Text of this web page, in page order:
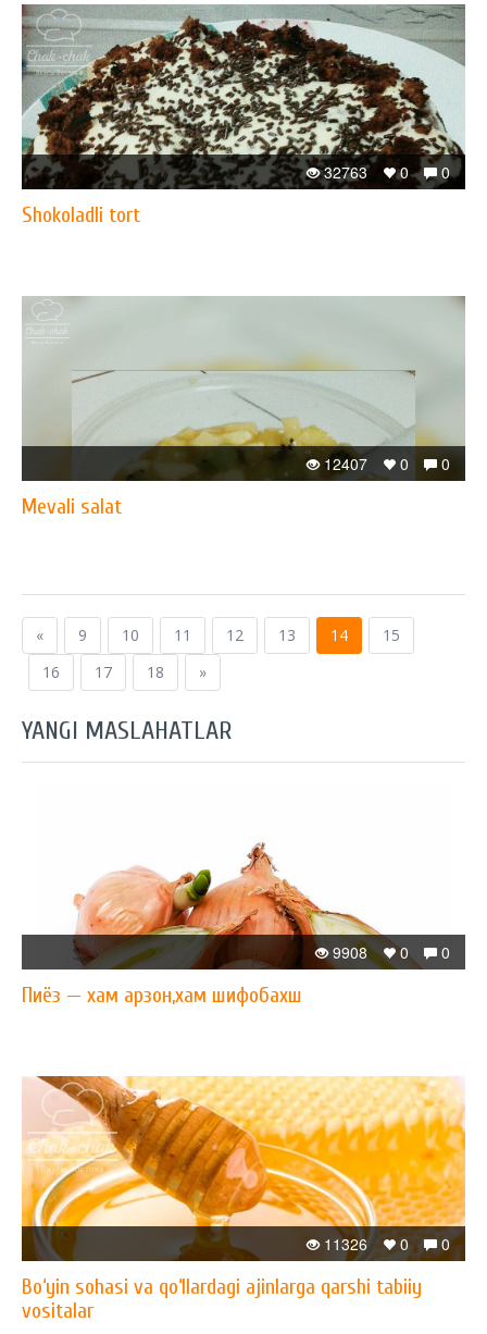
0
0
32763
Shokoladli tort
0
0
12407
Mevali salat
« 9 10 11 12 13 14
15
16
17 18 »
YANGI MASLAHATLAR
0
0
9908
Пиёз — xам арзон,xам шифобахш
0
0
11326
Bo‘yin sohasi va qo‘llardagi ajinlarga qarshi tabiiy
vositalar